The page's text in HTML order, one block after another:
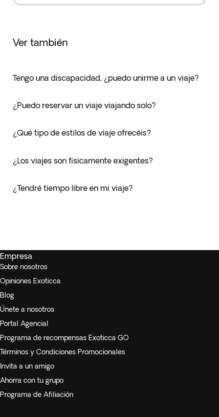
Ver también
Tengo una discapacidad, ¿puedo unirme a un viaje?
¿Puedo reservar un viaje viajando solo?
¿Qué tipo de estilos de viaje ofrecéis?
¿Los viajes son físicamente exigentes?
¿Tendré tiempo libre en mi viaje?